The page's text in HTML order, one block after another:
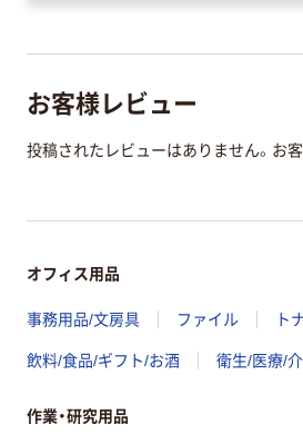
お客様レビュー
投稿されたレビューはありません。お
オフィス用品
事務用品/文房具 ファイル ト
飲料/食品/ギフト/お酒 衛生/医療/
作業・研究用品